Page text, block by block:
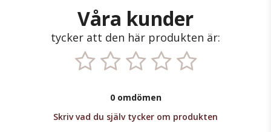
Våra kunder
tycker att den här produkten är:
0 omdömen
Skriv vad du själv tycker om produkten